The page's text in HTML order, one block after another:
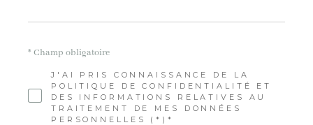
J'AI PRIS CONNAISSANCE DE LA
POLITIQUE DE CONFIDENTIALITÉ ET
DES INFORMATIONS RELATIVES AU
TRAITEMENT DE MES DONNÉES
PERSONNELLES (*)*
* Champ obligatoire